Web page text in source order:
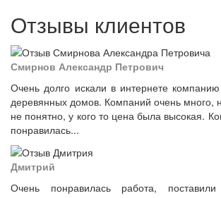
Отзывы клиентов
Смирнов Александр Петрович
Очень долго искали в интернете компанию
деревянных домов. Компаний очень много,
не понятно, у кого то цена была высокая.
понравилась...
Дмитрий
Очень понравилась работа,